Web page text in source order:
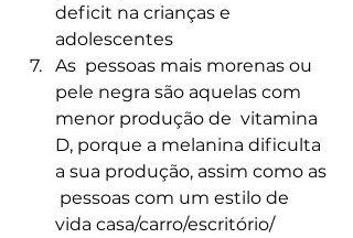
deficit na crianças e
adolescentes
As  pessoas mais morenas ou
pele negra são aquelas com
menor produção de  vitamina
D, porque a melanina dificulta
a sua produção, assim como as
pessoas com um estilo de
vida casa/carro/escritório/